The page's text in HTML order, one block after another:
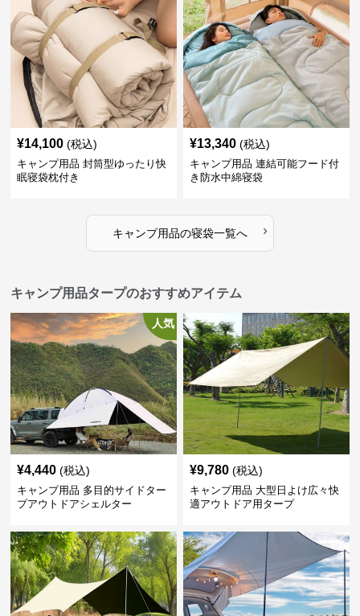
¥14,100 (税込)
キャンプ用品 封筒型ゆったり快
眠寝袋枕付き
¥13,340 (税込)
キャンプ用品 連結可能フード付
き防水中綿寝袋
キャンプ用品の寝袋一覧へ ›
キャンプ用品タープのおすすめアイテム
人気
¥4,440 (税込)
キャンプ用品 多目的サイドター
プアウトドアシェルター
¥9,780 (税込)
キャンプ用品 大型日よけ広々快
適アウトドア用タープ